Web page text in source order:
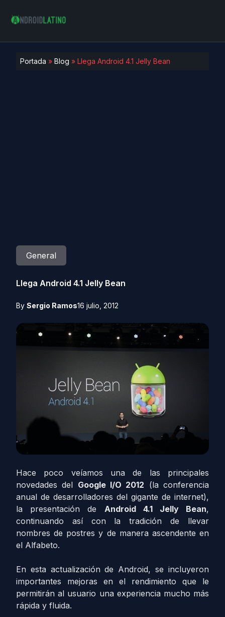
Portada » Blog » Llega Android 4.1 Jelly Bean
General
Llega Android 4.1 Jelly Bean
By Sergio Ramos16 julio, 2012
Hace poco veíamos una de las principales
novedades del Google I/O 2012 (la conferencia
anual de desarrolladores del gigante de internet),
la presentación de Android 4.1 Jelly Bean,
continuando así con la tradición de llevar
nombres de postres y de manera ascendente en
el Alfabeto.
En esta actualización de Android, se incluyeron
importantes mejoras en el rendimiento que le
permitirán al usuario una experiencia mucho más
rápida y fluida.